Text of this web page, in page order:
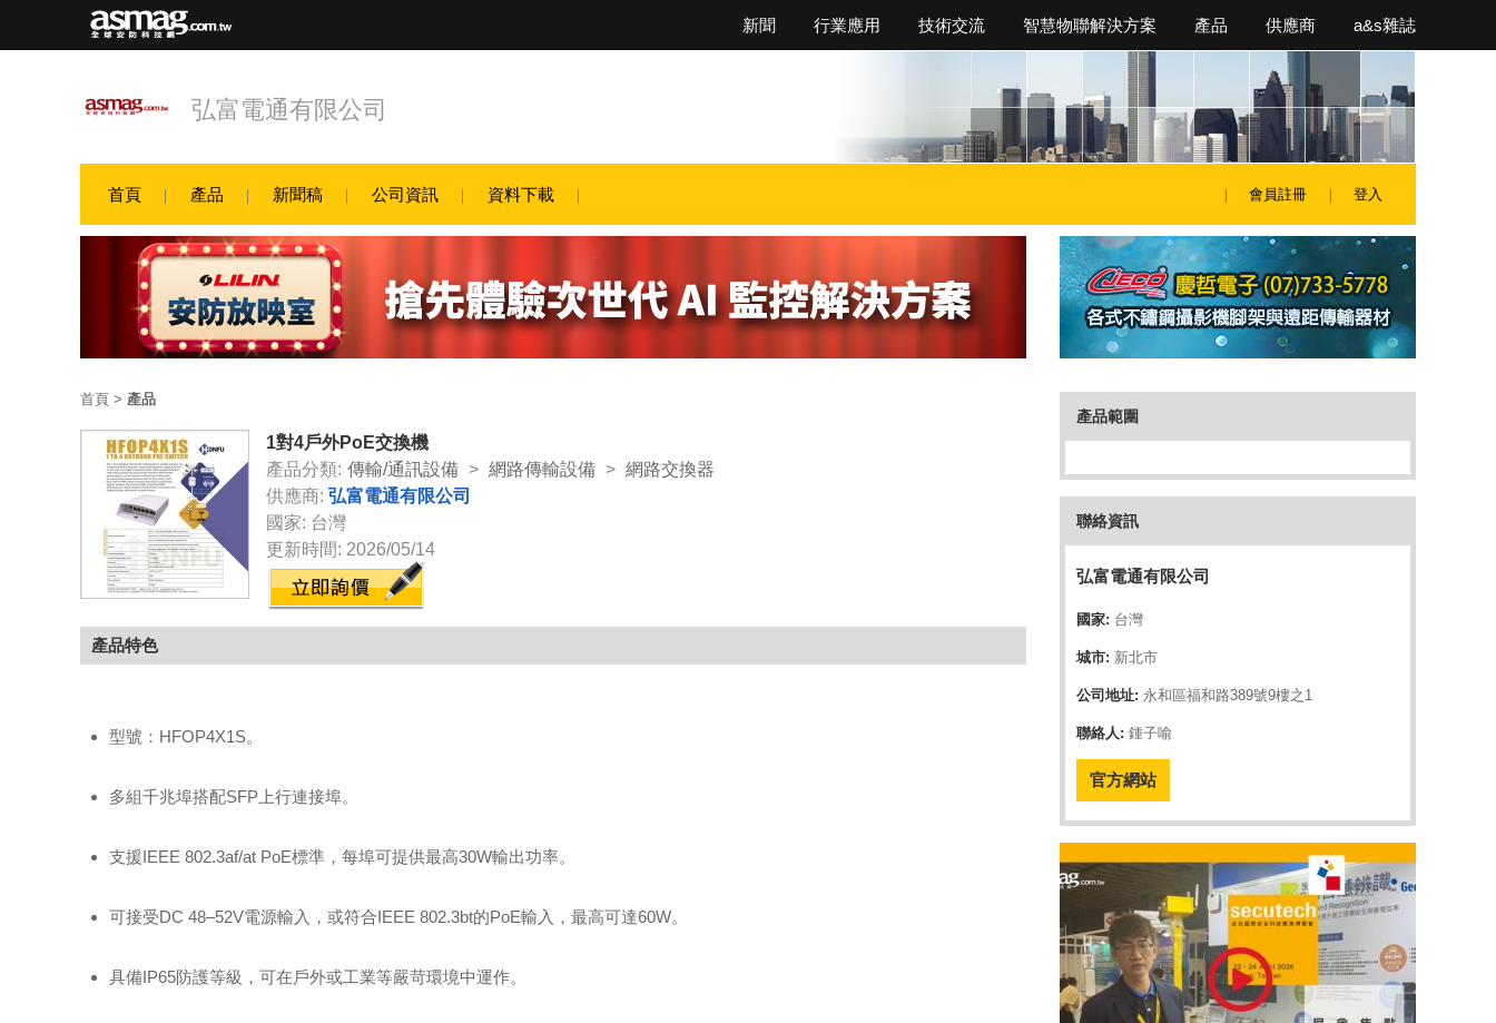
新聞 行業應用 技術交流 智慧物聯解決方案 產品 供應商 a&s雜誌
弘富電通有限公司
首頁 產品 新聞稿 公司資訊 資料下載 會員註冊 登入
產品範圍
聯絡資訊
弘富電通有限公司
國家: 台灣
城市: 新北市
公司地址: 永和區福和路389號9樓之1
聯絡人: 鍾子喻
官方網站
首頁 > 產品
1對4戶外PoE交換機
產品分類: 傳輸/通訊設備 > 網路傳輸設備 > 網路交換器
供應商: 弘富電通有限公司
國家: 台灣
更新時間: 2026/05/14
產品特色
型號：HFOP4X1S。
多組千兆埠搭配SFP上行連接埠。
支援IEEE 802.3af/at PoE標準，每埠可提供最高30W輸出功率。
可接受DC 48–52V電源輸入，或符合IEEE 802.3bt的PoE輸入，最高可達60W。
具備IP65防護等級，可在戶外或工業等嚴苛環境中運作。